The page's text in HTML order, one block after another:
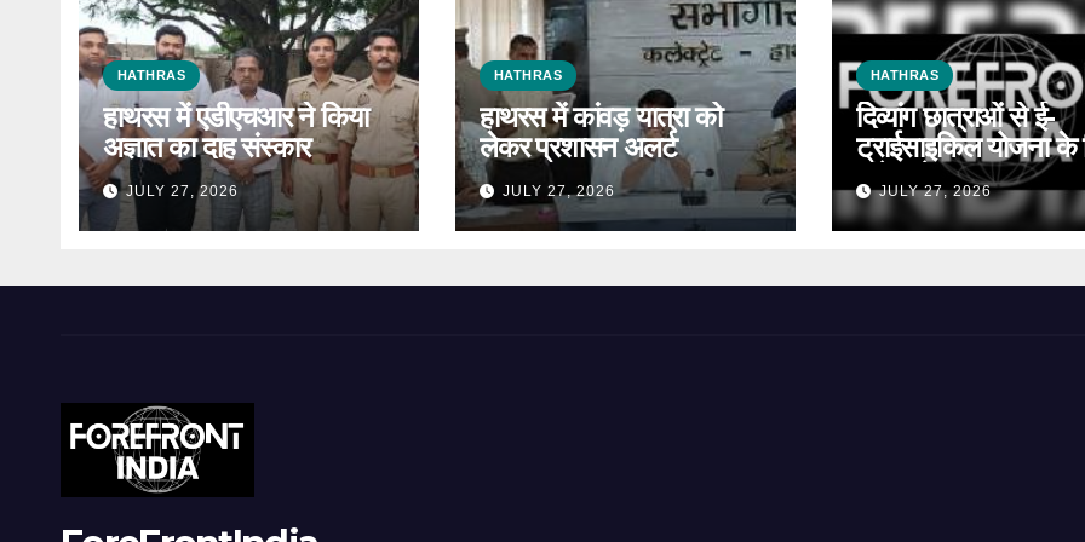
HATHRAS
हाथरस में एडीएचआर ने किया
अज्ञात का दाह संस्कार
JULY 27, 2026
HATHRAS
हाथरस में कांवड़ यात्रा को
लेकर प्रशासन अलर्ट
JULY 27, 2026
HATHRAS
दिव्यांग छात्राओं से ई-
ट्राईसाइकिल योजना के
मांगे आवेदन
JULY 27, 2026